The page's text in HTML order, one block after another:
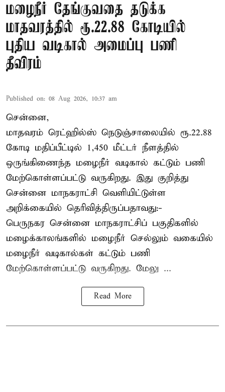
மழைநீர் தேங்குவதை தடுக்க
மாதவரத்தில் ரூ.22.88 கோடியில்
புதிய வடிகால் அமைப்பு பணி
தீவிரம்
Published on: 08 Aug 2026, 10:37 am
சென்னை,
மாதவரம் ரெட்ஹில்ஸ் நெடுஞ்சாலையில் ரூ.22.88
கோடி மதிப்பீட்டில் 1,450 மீட்டர் நீளத்தில்
ஒருங்கிணைந்த மழைநீர் வடிகால் கட்டும் பணி
மேற்கொள்ளப்பட்டு வருகிறது. இது குறித்து
சென்னை மாநகராட்சி வெளியிட்டுள்ள
அறிக்கையில் தெரிவித்திருப்பதாவது:-
பெருநகர சென்னை மாநகராட்சிப் பகுதிகளில்
மழைக்காலங்களில் மழைநீர் செல்லும் வகையில்
மழைநீர் வடிகால்கள் கட்டும் பணி
மேற்கொள்ளப்பட்டு வருகிறது. மேலு ...
Read More